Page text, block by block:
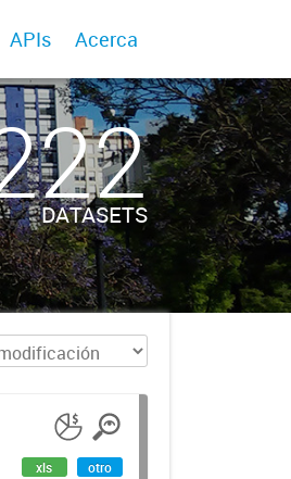
APIs Acerca
DATASETS
xls otro